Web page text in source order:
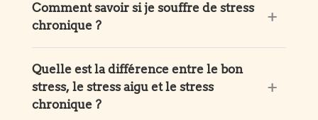
Comment savoir si je souffre de stress
chronique ?
Quelle est la différence entre le bon
stress, le stress aigu et le stress
chronique ?